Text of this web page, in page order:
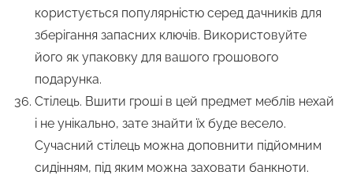
користується популярністю серед дачників для
зберігання запасних ключів. Використовуйте
його як упаковку для вашого грошового
подарунка.
Стілець. Вшити гроші в цей предмет меблів нехай
і не унікально, зате знайти їх буде весело.
Сучасний стілець можна доповнити підйомним
сидінням, під яким можна заховати банкноти.